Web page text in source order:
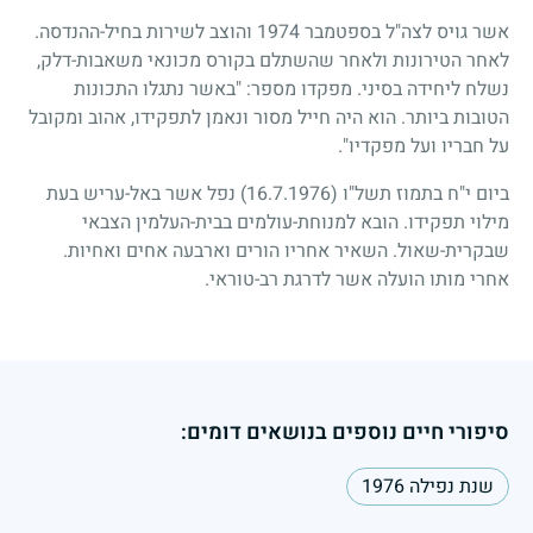
אשר גויס לצה"ל בספטמבר1974 והוצב לשירות בחיל-ההנדסה.
לאחר הטירונות ולאחר שהשתלם בקורס מכונאי משאבות-דלק,
נשלח ליחידה בסיני. מפקדו מספר: "באשר נתגלו התכונות
הטובות ביותר. הוא היה חייל מסור ונאמן לתפקידו, אהוב ומקובל
על חבריו ועל מפקדיו".
ביום י"ח בתמוז תשל"ו (16.7.1976)
נפל אשר באל-עריש בעת
מילוי תפקידו. הובא למנוחת-עולמים בבית-העלמין הצבאי
שבקרית-שאול. השאיר אחריו הורים וארבעה אחים ואחיות.
אחרי מותו הועלה אשר לדרגת רב-טוראי.
סיפורי חיים נוספים בנושאים דומים:
שנת נפילה 1976